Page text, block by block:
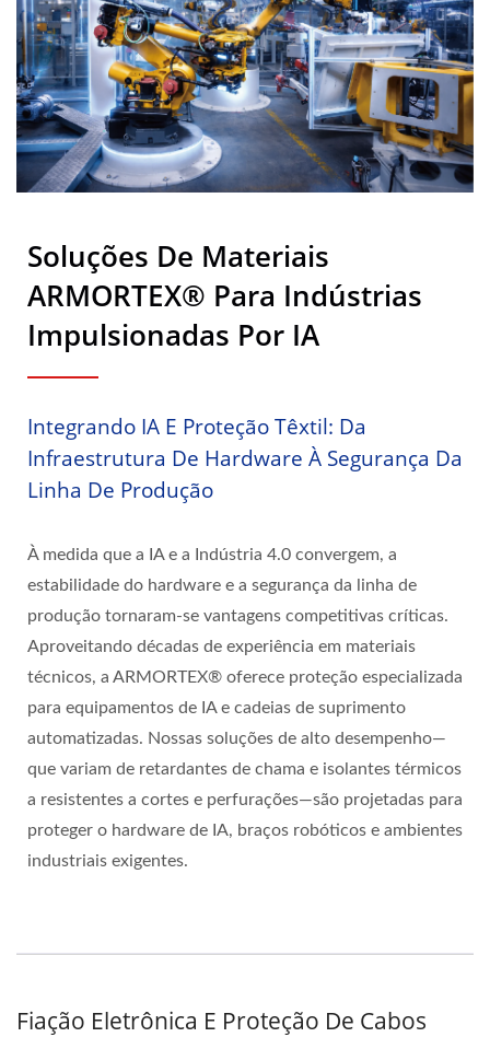
Soluções De Materiais
ARMORTEX® Para Indústrias
Impulsionadas Por IA
Integrando IA E Proteção Têxtil: Da
Infraestrutura De Hardware À Segurança Da
Linha De Produção
À medida que a IA e a Indústria 4.0 convergem, a
estabilidade do hardware e a segurança da linha de
produção tornaram-se vantagens competitivas críticas.
Aproveitando décadas de experiência em materiais
técnicos, a ARMORTEX® oferece proteção especializada
para equipamentos de IA e cadeias de suprimento
automatizadas. Nossas soluções de alto desempenho—
que variam de retardantes de chama e isolantes térmicos
a resistentes a cortes e perfurações—são projetadas para
proteger o hardware de IA, braços robóticos e ambientes
industriais exigentes.
Fiação Eletrônica E Proteção De Cabos